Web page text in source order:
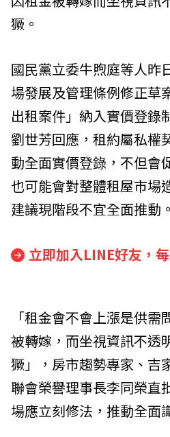
獗。
國民黨立委牛煦庭等人昨
場發展及管理條例修正草
出租案件」納入實價登錄
劉世芳回應，租約屬私權
動全面實價登錄，不但會
也可能會對整體租屋市場
建議現階段不宜全面推動。
立即加入LINE好友，
「租金會不會上漲是供
被轉嫁，而坐視資訊不透
獗」，房市趨勢專家、吉
聯會榮譽理事長李同榮直
場應立刻修法，推動全面